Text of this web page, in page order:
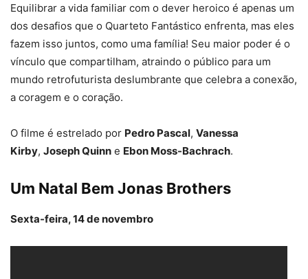
Equilibrar a vida familiar com o dever heroico é apenas um
dos desafios que o Quarteto Fantástico enfrenta, mas eles
fazem isso juntos, como uma família! Seu maior poder é o
vínculo que compartilham, atraindo o público para um
mundo retrofuturista deslumbrante que celebra a conexão,
a coragem e o coração.
O filme é estrelado por Pedro Pascal, Vanessa
Kirby, Joseph Quinn e Ebon Moss-Bachrach.
Um Natal Bem Jonas Brothers
Sexta-feira, 14 de novembro